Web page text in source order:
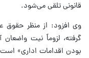
قانونی تلقی می‌شود.
وی افزود: از منظر حقوق
گرفته، لزوماً نیت
بودن اقدامات اداری»